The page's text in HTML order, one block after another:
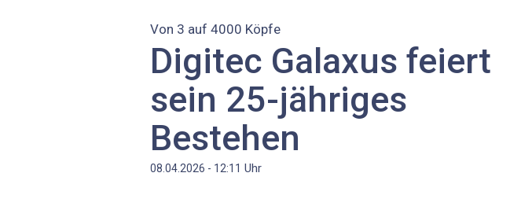
Von 3 auf 4000 Köpfe
Digitec Galaxus feiert
sein 25-jähriges
Bestehen
08.04.2026 - 12:11 Uhr